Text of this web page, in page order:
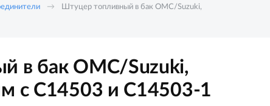
Штуцер топливный в бак OMC/Suzuki,
в бак OMC/Suzuki,
с C14503 и C14503-1